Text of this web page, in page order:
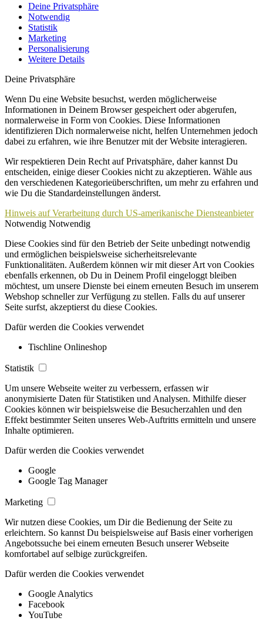
Deine Privatsphäre
Notwendig
Statistik
Marketing
Personalisierung
Weitere Details
Deine Privatsphäre
Wenn Du eine Website besuchst, werden möglicherweise
Informationen in Deinem Browser gespeichert oder abgerufen,
normalerweise in Form von Cookies. Diese Informationen
identifizieren Dich normalerweise nicht, helfen Unternehmen jedoch
dabei zu erfahren, wie ihre Benutzer mit der Website interagieren.
Wir respektieren Dein Recht auf Privatsphäre, daher kannst Du
entscheiden, einige dieser Cookies nicht zu akzeptieren. Wähle aus
den verschiedenen Kategorieüberschriften, um mehr zu erfahren und
wie Du die Standardeinstellungen änderst.
Hinweis auf Verarbeitung durch US-amerikanische Diensteanbieter
Notwendig Notwendig
Diese Cookies sind für den Betrieb der Seite unbedingt notwendig
und ermöglichen beispielsweise sicherheitsrelevante
Funktionalitäten. Außerdem können wir mit dieser Art von Cookies
ebenfalls erkennen, ob Du in Deinem Profil eingeloggt bleiben
möchtest, um unsere Dienste bei einem erneuten Besuch im unserem
Webshop schneller zur Verfügung zu stellen. Falls du auf unserer
Seite surfst, akzeptierst du diese Cookies.
Dafür werden die Cookies verwendet
Tischline Onlineshop
Statistik
Um unsere Webseite weiter zu verbessern, erfassen wir
anonymisierte Daten für Statistiken und Analysen. Mithilfe dieser
Cookies können wir beispielsweise die Besucherzahlen und den
Effekt bestimmter Seiten unseres Web-Auftritts ermitteln und unsere
Inhalte optimieren.
Dafür werden die Cookies verwendet
Google
Google Tag Manager
Marketing
Wir nutzen diese Cookies, um Dir die Bedienung der Seite zu
erleichtern. So kannst Du beispielsweise auf Basis einer vorherigen
Angebotssuche bei einem erneuten Besuch unserer Webseite
komfortabel auf selbige zurückgreifen.
Dafür werden die Cookies verwendet
Google Analytics
Facebook
YouTube